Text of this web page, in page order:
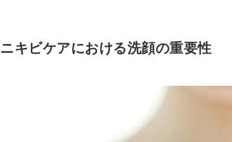
ニキビケアにおける洗顔の重要性